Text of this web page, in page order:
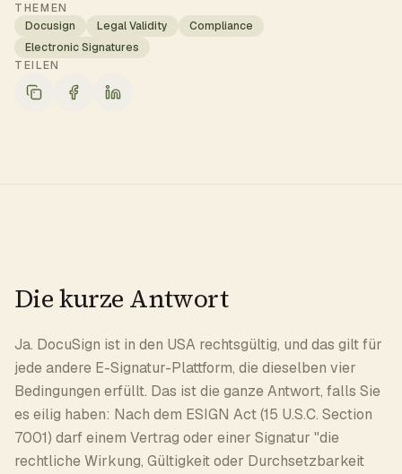
THEMEN
Docusign
Legal Validity
Compliance
Electronic Signatures
TEILEN
Die kurze Antwort
Ja. DocuSign ist in den USA rechtsgültig, und das gilt für
jede andere E-Signatur-Plattform, die dieselben vier
Bedingungen erfüllt. Das ist die ganze Antwort, falls Sie
es eilig haben: Nach dem ESIGN Act (15 U.S.C. Section
7001) darf einem Vertrag oder einer Signatur "die
rechtliche Wirkung, Gültigkeit oder Durchsetzbarkeit